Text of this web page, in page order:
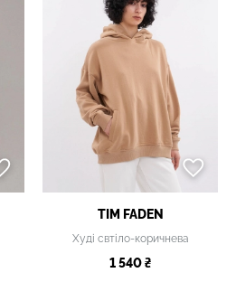
TIM FADEN
Худі свтіло-коричнева
1 540 ₴